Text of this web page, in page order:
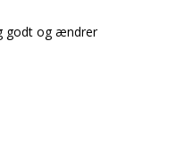
godt og ændrer